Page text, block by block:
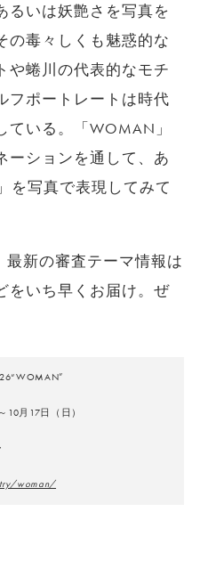
るいは妖艶さを写真を
の毒々しくも魅惑的な
や蜷川の代表的なモチ
フポートレートは時代
ている。「WOMAN」
ーションを通して、あ
を写真で表現してみて
最新の審査テーマ情報は
をいち早くお届け。ぜ
10月17日（日）
woman/